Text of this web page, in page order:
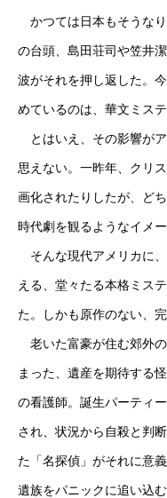
かつては日本もそうな
の台頭、島田荘司や笠井
波がそれを押し返した。
めているのは、華文ミス
とはいえ、その影響が
思えない。一昨年、クリ
画化されたりしたが、ど
時代劇を観るようなイメ
そんな現代アメリカに
える、堂々たる本格ミス
た。しかも原作のない、
老いた富豪が住む郊外
まった、遺産を期待する
の看護師。誕生パーティ
され、状況から自殺と判
た「名探偵」がそれに意
遺族をパニックに追い込む